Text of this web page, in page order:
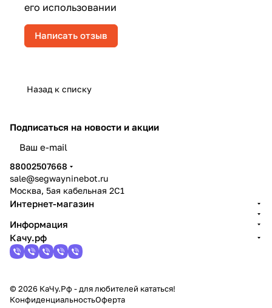
его использовании
Написать отзыв
Назад к списку
Подписаться на новости и акции
88002507668
sale@segwayninebot.ru
Москва, 5ая кабельная 2С1
Интернет-магазин
Информация
Качу.рф
© 2026 КаЧу.Рф - для любителей кататься!
КонфиденциальностьОферта